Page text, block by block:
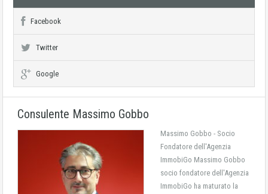
Facebook
Twitter
Google
Consulente Massimo Gobbo
Massimo Gobbo - Socio
Fondatore dell'Agenzia
ImmobiGo Massimo Gobbo
socio fondatore dell'Agenzia
ImmobiGo ha maturato la